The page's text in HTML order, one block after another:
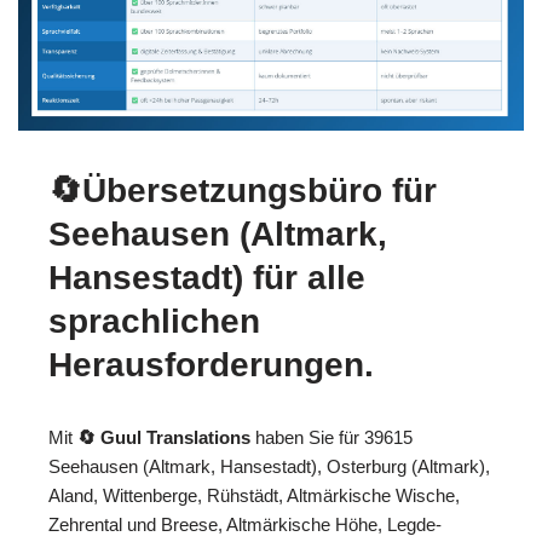
🔄Übersetzungsbüro für
Seehausen (Altmark,
Hansestadt) für alle
sprachlichen
Herausforderungen.
Mit 🔄 Guul Translations haben Sie für 39615
Seehausen (Altmark, Hansestadt), Osterburg (Altmark),
Aland, Wittenberge, Rühstädt, Altmärkische Wische,
Zehrental und Breese, Altmärkische Höhe, Legde-